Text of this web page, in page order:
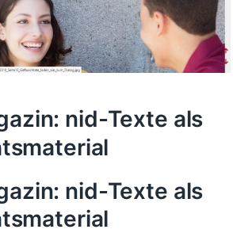
nid-Texte als
nid-Texte als